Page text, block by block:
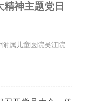
精神主题党日
属儿童医院吴江院